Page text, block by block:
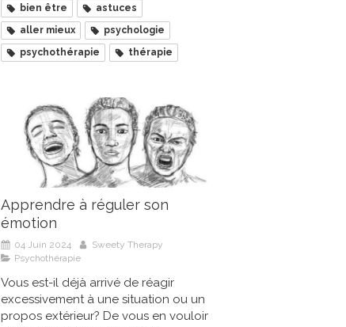
bien être
astuces
aller mieux
psychologie
psychothérapie
thérapie
Apprendre à réguler son
émotion
04 Juin 2024
Sweety Therapy
Psychothérapie
Vous est-il déjà arrivé de réagir
excessivement à une situation ou un
propos extérieur? De vous en vouloir